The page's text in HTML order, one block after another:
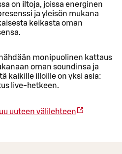
on iltoja, joissa energinen
ja yleisön mukana
keikasta oman
monipuolinen kattaus
oman soundinsa ja
kaikille illoille on yksi asia:
live-hetkeen.
uuteen välilehteen